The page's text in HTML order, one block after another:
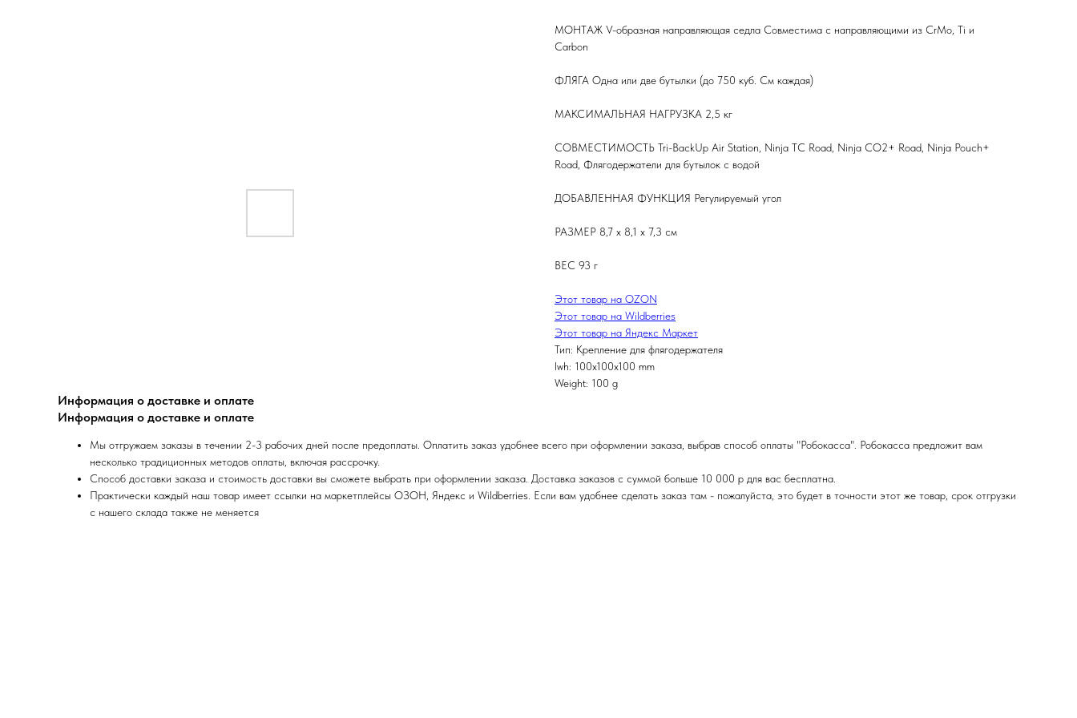
МОНТАЖ V-образная направляющая седла Совместима с направляющими из CrMo, Ti и
Carbon
ФЛЯГА Одна или две бутылки (до 750 куб. См каждая)
МАКСИМАЛЬНАЯ НАГРУЗКА 2,5 кг
СОВМЕСТИМОСТЬ Tri-BackUp Air Station, Ninja TC Road, Ninja CO2+ Road, Ninja Pouch+
Road, Флягодержатели для бутылок с водой
ДОБАВЛЕННАЯ ФУНКЦИЯ Регулируемый угол
РАЗМЕР 8,7 x 8,1 x 7,3 см
ВЕС 93 г
Этот товар на OZON
Этот товар на Wildberries
Этот товар на Яндекс Маркет
Тип: Крепление для флягодержателя
lwh: 100x100x100 mm
Weight: 100 g
Информация о доставке и оплате
Информация о доставке и оплате
Мы отгружаем заказы в течении 2-3 рабочих дней после предоплаты. Оплатить заказ удобнее всего при оформлении заказа, выбрав способ оплаты "Робокасса". Робокасса предложит вам
несколько традиционных методов оплаты, включая рассрочку.
Способ доставки заказа и стоимость доставки вы сможете выбрать при оформлении заказа. Доставка заказов с суммой больше 10 000 р для вас бесплатна.
Практически каждый наш товар имеет ссылки на маркетплейсы ОЗОН, Яндекс и Wildberries. Если вам удобнее сделать заказ там - пожалуйста, это будет в точности этот же товар, срок отгрузки
с нашего склада также не меняется